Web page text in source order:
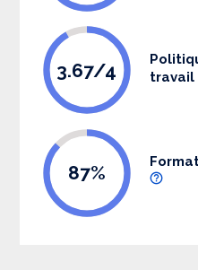
3.67/4
travail
87%